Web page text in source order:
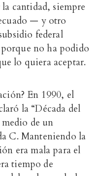
cantidad, siempre
— y otro
federal
no ha podido
lo quiera aceptar.
En 1990, el
la “Década del
de un
C. Manteniendo la
era mala para el
tiempo de